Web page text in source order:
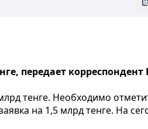
передает корреспондент
тенге. Необходимо
на 1,5 млрд тенге. На